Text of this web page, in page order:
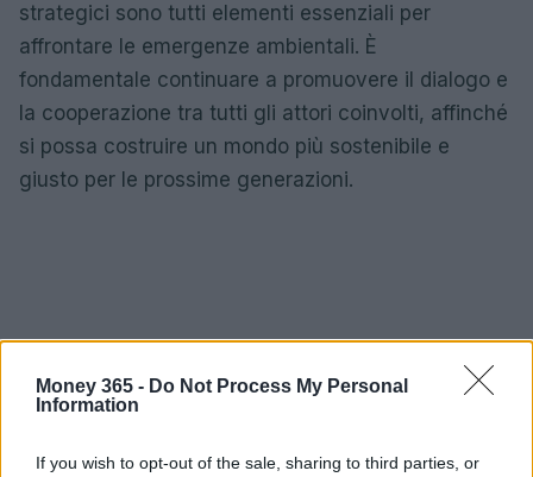
Money 365 - Do Not Process My Personal
Information
If you wish to opt-out of the sale, sharing to third parties, or
strategici sono tutti elementi essenziali per
affrontare le emergenze ambientali. È
fondamentale continuare a promuovere il dialogo e
la cooperazione tra tutti gli attori coinvolti, affinché
si possa costruire un mondo più sostenibile e
giusto per le prossime generazioni.